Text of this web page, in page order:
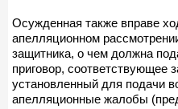
Осужденная также вправе
апелляционном
защитника, о чем должна
приговор, соответствующее
установленный для подачи
апелляционные жалобы